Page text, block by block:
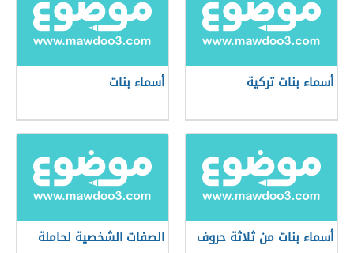
أسماء بنات تركية أسماء بنات
أسماء بنات من ثلاثة حروف
الصفات الشخصية لحاملة